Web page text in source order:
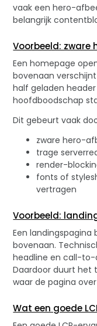
vaak een hero-
belangrijk
Voorbeeld: zware
Een homepage
bovenaan
half geladen
hoofdboodschap
Dit gebeurt vaak
zware hero-
trage
render-
fonts of
vertragen
Voorbeeld:
Een
bovenaan.
headline en call-to-
Daardoor duurt het
waar de pagina
Wat een goede